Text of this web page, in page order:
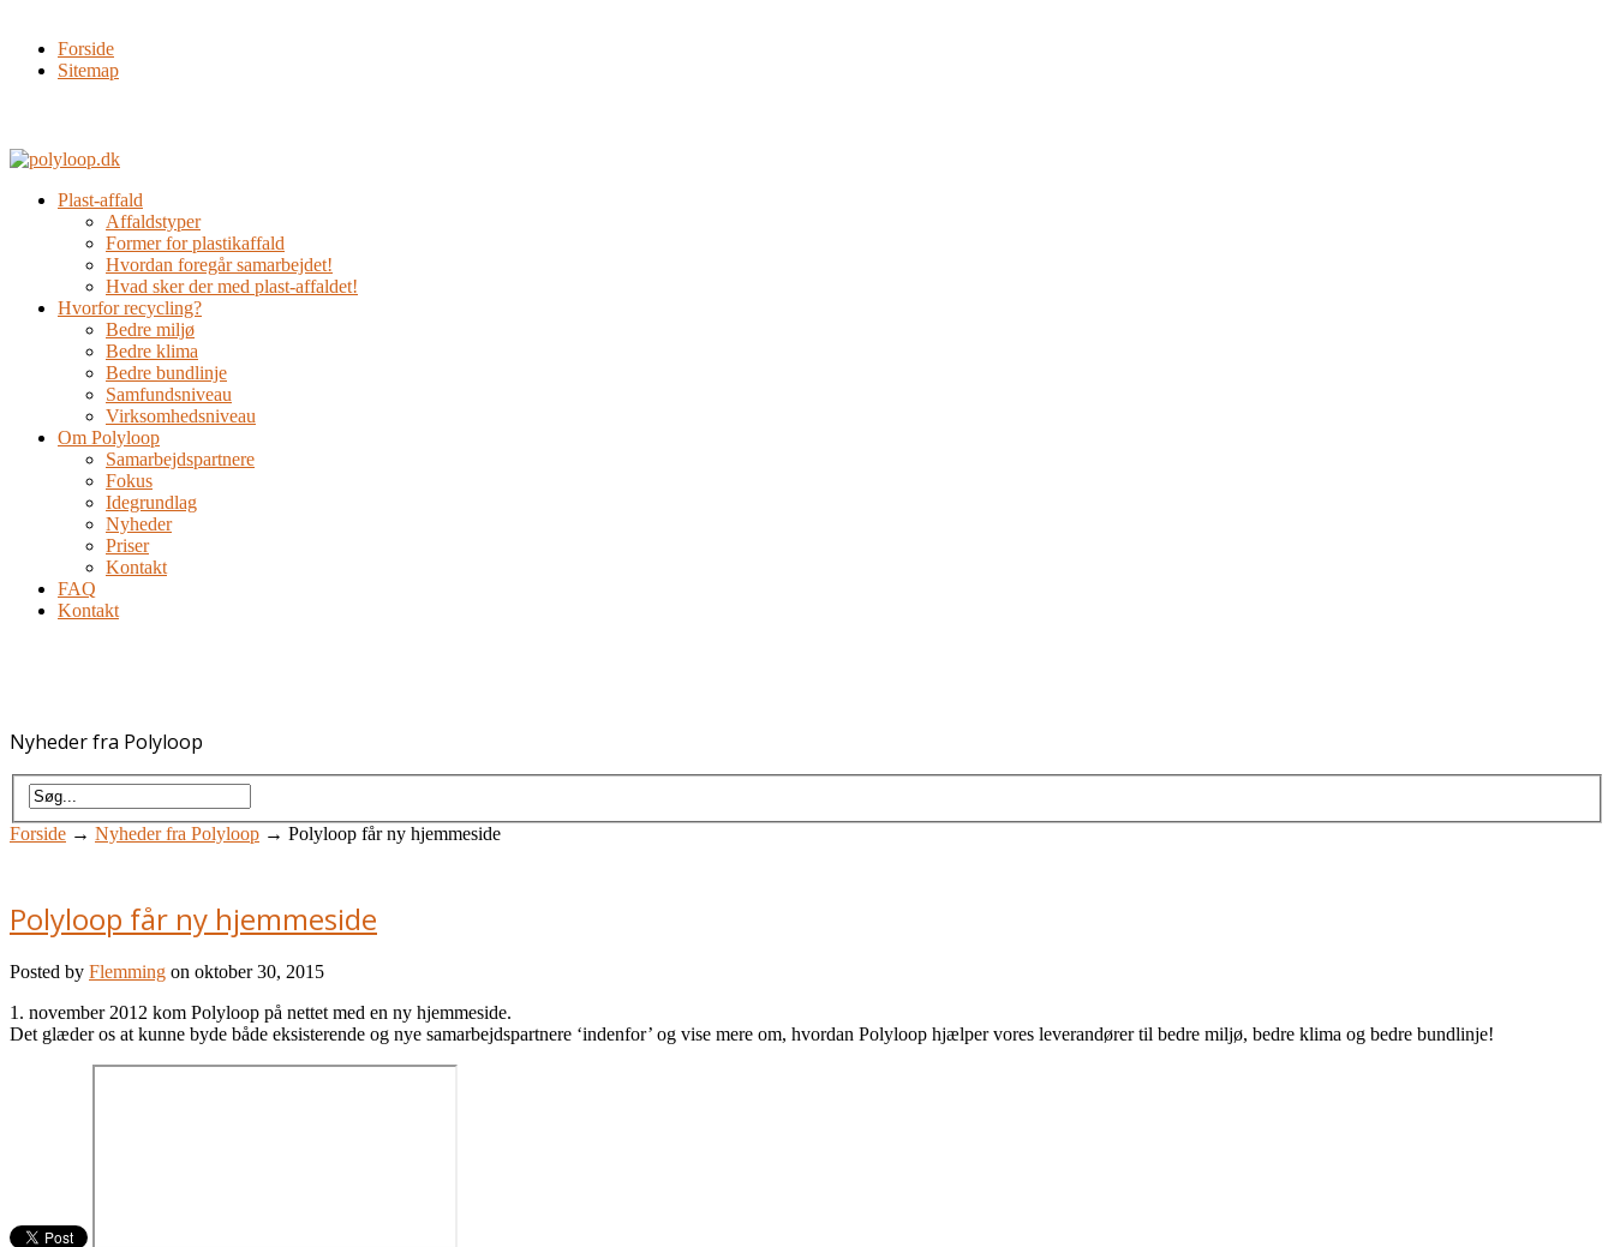
Forside
Sitemap
Plast-affald
Affaldstyper
Former for plastikaffald
Hvordan foregår samarbejdet!
Hvad sker der med plast-affaldet!
Hvorfor recycling?
Bedre miljø
Bedre klima
Bedre bundlinje
Samfundsniveau
Virksomhedsniveau
Om Polyloop
Samarbejdspartnere
Fokus
Idegrundlag
Nyheder
Priser
Kontakt
FAQ
Kontakt
Nyheder fra Polyloop
Forside → Nyheder fra Polyloop → Polyloop får ny hjemmeside
Polyloop får ny hjemmeside
Posted by Flemming on oktober 30, 2015
1. november 2012 kom Polyloop på nettet med en ny hjemmeside.
Det glæder os at kunne byde både eksisterende og nye samarbejdspartnere ‘indenfor’ og vise mere om, hvordan Polyloop hjælper vores leverandører til bedre miljø, bedre klima og bedre bundlinje!